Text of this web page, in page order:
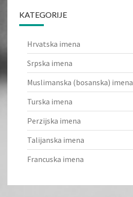
KATEGORIJE
Hrvatska imena
Srpska imena
Muslimanska (bosanska) imena
Turska imena
Perzijska imena
Talijanska imena
Francuska imena